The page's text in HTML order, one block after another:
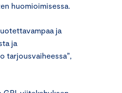
huomioimisessa.
ja
ja
tarjousvaiheessa”,